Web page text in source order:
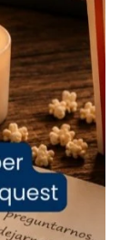
at Catedral
lloc la
al
i als
Joan
i l’ha